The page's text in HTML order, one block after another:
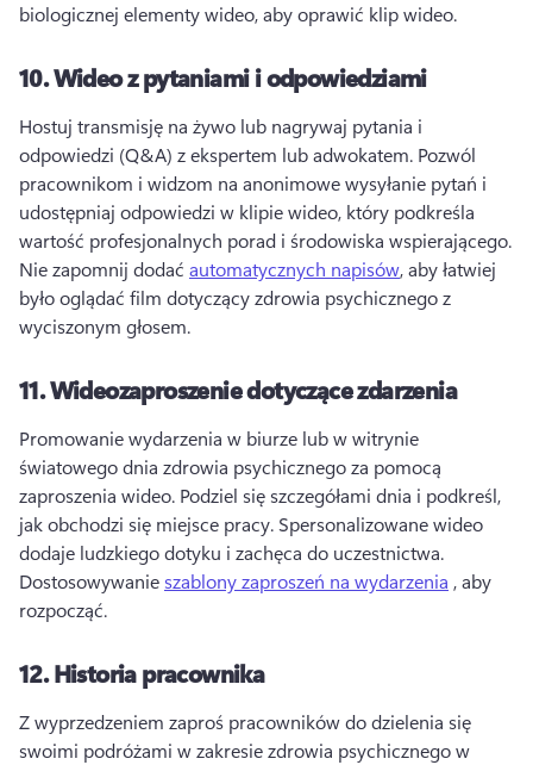
biologicznej elementy wideo, aby oprawić klip wideo.
10.Wideo z pytaniami i odpowiedziami
Hostuj transmisję na żywo lub nagrywaj pytania i
odpowiedzi (Q&A) z ekspertem lub adwokatem. Pozwól
pracownikom i widzom na anonimowe wysyłanie pytań i
udostępniaj odpowiedzi w klipie wideo, który podkreśla
Nie zapomnij dodać automatycznych napisów, aby łatwiej
było oglądać film dotyczący zdrowia psychicznego z
wyciszonym głosem.
11.Wideozaproszenie dotyczące zdarzenia
Promowanie wydarzenia w biurze lub w witrynie
światowego dnia zdrowia psychicznego za pomocą
zaproszenia wideo. Podziel się szczegółami dnia i podkreśl,
jak obchodzi się miejsce pracy. Spersonalizowane wideo
Dostosowywanie szablony zaproszeń na wydarzenia , aby
rozpocząć.
12.Historia pracownika
Z wyprzedzeniem zaproś pracowników do dzielenia się
swoimi podróżami w zakresie zdrowia psychicznego w